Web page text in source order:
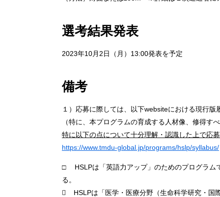
選考結果発表
2023年10月2日（月）13:00発表を予定
備考
１）応募に際しては、以下websiteにおける現行版
（特に、本プログラムの育成する人材像、修得
特に以下の点について十分理解・認識した上で応
https://www.tmdu-global.jp/programs/hslp/syllabus/
□ HSLPは「英語力アップ」のためのプログラム
る。
 HSLPは「医学・医療分野（生命科学研究・国